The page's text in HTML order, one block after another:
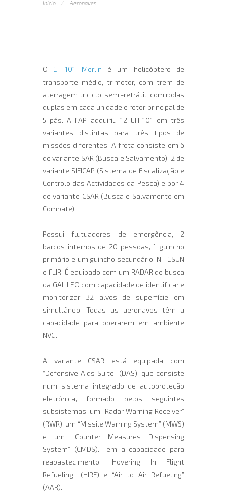
Início Aeronaves
O EH-101 Merlin é um helicóptero de
transporte médio, trimotor, com trem de
aterragem triciclo, semi-retrátil, com rodas
duplas em cada unidade e rotor principal de
5 pás. A FAP adquiriu 12 EH-101 em três
variantes distintas para três tipos de
missões diferentes. A frota consiste em 6
de variante SAR (Busca e Salvamento), 2 de
variante SIFICAP (Sistema de Fiscalização e
Controlo das Actividades da Pesca) e por 4
de variante CSAR (Busca e Salvamento em
Combate).
Possui flutuadores de emergência, 2
barcos internos de 20 pessoas, 1 guincho
primário e um guincho secundário, NITESUN
e FLIR. É equipado com um RADAR de busca
da GALILEO com capacidade de identificar e
monitorizar 32 alvos de superfície em
simultâneo. Todas as aeronaves têm a
capacidade para operarem em ambiente
NVG.
A variante CSAR está equipada com
“Defensive Aids Suite” (DAS), que consiste
num sistema integrado de autoproteção
eletrónica, formado pelos seguintes
subsistemas: um “Radar Warning Receiver”
(RWR), um “Missile Warning System” (MWS)
e um “Counter Measures Dispensing
System” (CMDS). Tem a capacidade para
reabastecimento “Hovering In Flight
Refueling” (HIRF) e “Air to Air Refueling”
(AAR).